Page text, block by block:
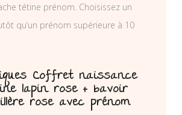
tétine prénom. Choisissez un
qu’un prénom supérieure à 10
Coffret naissance
lapin rose + bavoir
rose avec prénom